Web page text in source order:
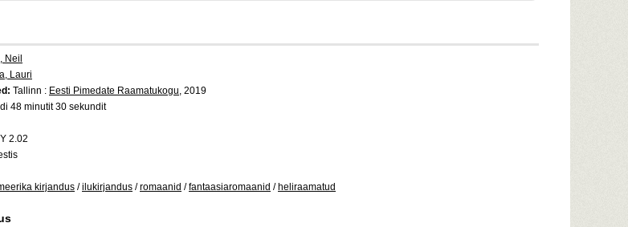
Neil
Lauri
Tallinn : Eesti Pimedate Raamatukogu, 2019
48 minutit 30 sekundit
2.02
kirjandus /ilukirjandus /romaanid /fantaasiaromaanid / heliraamatud